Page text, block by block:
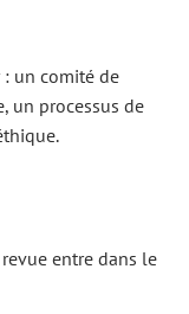
un comité de
un processus de
entre dans le